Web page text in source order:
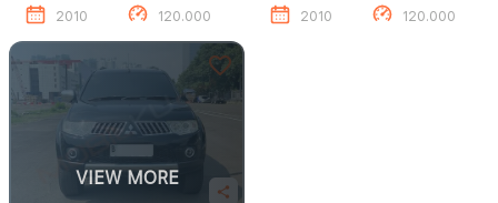
2010 120.000 2010 120.000
VIEW MORE